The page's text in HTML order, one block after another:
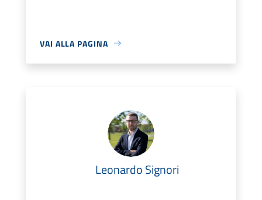
VAI ALLA PAGINA
Leonardo Signori